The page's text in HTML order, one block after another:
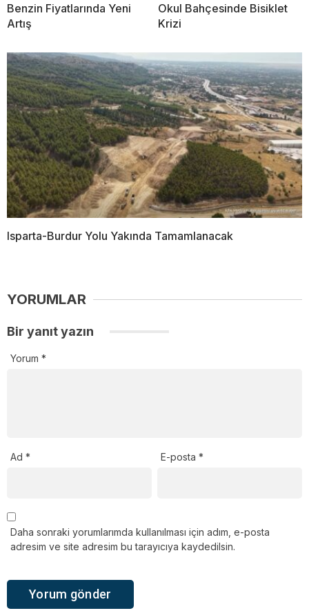
Benzin Fiyatlarında Yeni
Artış
Okul Bahçesinde Bisiklet
Krizi
Isparta-Burdur Yolu Yakında Tamamlanacak
YORUMLAR
Bir yanıt yazın
Yorum *
Ad * E-posta*
Daha sonraki yorumlarımda kullanılması için adım, e-posta
adresim ve site adresim bu tarayıcıya kaydedilsin.